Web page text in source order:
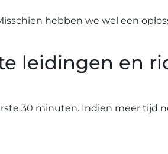
hebben we wel een
leidingen en
30 minuten. Indien meer tijd